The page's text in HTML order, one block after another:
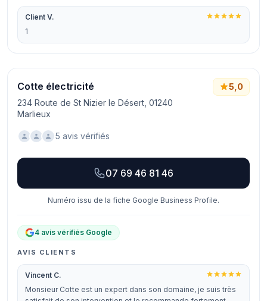
Client V.
1
Cotte électricité
234 Route de St Nizier le Désert, 01240
Marlieux
5,0
5 avis vérifiés
07 69 46 81 46
Numéro issu de la fiche Google Business Profile.
4 avis vérifiés Google
AVIS CLIENTS
Vincent C.
Monsieur Cotte est un expert dans son domaine, je suis très